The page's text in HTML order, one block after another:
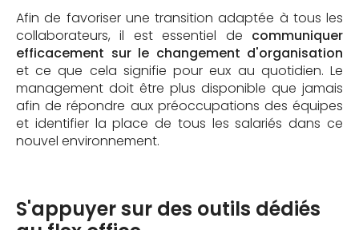
Afin de favoriser une transition adaptée à tous les
collaborateurs, il est essentiel de communiquer
efficacement sur le changement d'organisation
et ce que cela signifie pour eux au quotidien. Le
management doit être plus disponible que jamais
afin de répondre aux préoccupations des équipes
et identifier la place de tous les salariés dans ce
nouvel environnement.
S'appuyer sur des outils dédiés